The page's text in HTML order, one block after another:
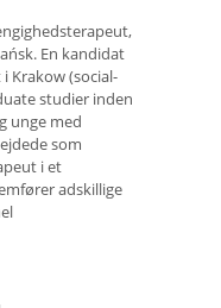
En kandidat
Krakow (social-
studier inden
unge med
som
i et
adskillige